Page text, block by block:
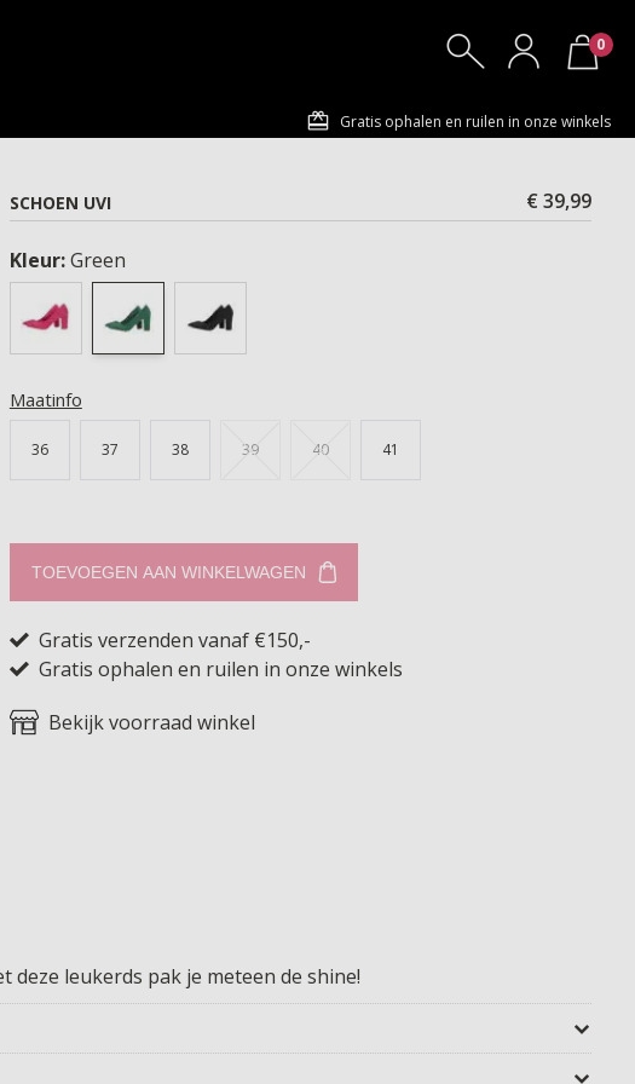
0
Gratis ophalen en ruilen in onze winkels
SCHOEN UVI
€ 39,99
Kleur:Green
Maatinfo
36 37 38 39 40 41
TOEVOEGEN AAN WINKELWAGEN
Gratis verzenden vanaf €150,-
Gratis ophalen en ruilen in onze winkels
Bekijk voorraad winkel
leukerds pak je meteen de shine!